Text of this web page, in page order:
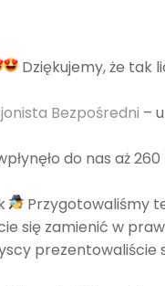
Dziękujemy, że tak
Bezpośredni –
do nas aż
Przygotowaliśmy
się zamienić w
prezentowaliście